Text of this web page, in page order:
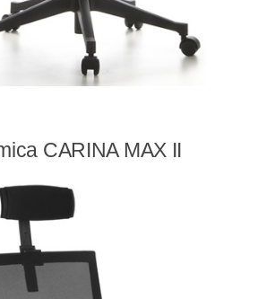
CARINA MAX II